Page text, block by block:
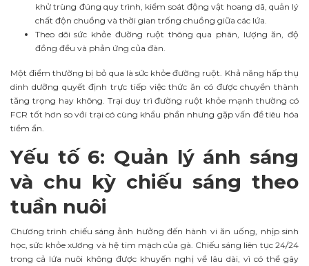
khử trùng đúng quy trình, kiểm soát động vật hoang dã, quản lý
chất độn chuồng và thời gian trống chuồng giữa các lứa.
Theo dõi sức khỏe đường ruột thông qua phân, lượng ăn, độ
đồng đều và phản ứng của đàn.
Một điểm thường bị bỏ qua là sức khỏe đường ruột. Khả năng hấp thụ
dinh dưỡng quyết định trực tiếp việc thức ăn có được chuyển thành
tăng trọng hay không. Trại duy trì đường ruột khỏe mạnh thường có
FCR tốt hơn so với trại có cùng khẩu phần nhưng gặp vấn đề tiêu hóa
tiềm ẩn.
Yếu tố 6: Quản lý ánh sáng
và chu kỳ chiếu sáng theo
tuần nuôi
Chương trình chiếu sáng ảnh hưởng đến hành vi ăn uống, nhịp sinh
học, sức khỏe xương và hệ tim mạch của gà. Chiếu sáng liên tục 24/24
trong cả lứa nuôi không được khuyến nghị về lâu dài, vì có thể gây